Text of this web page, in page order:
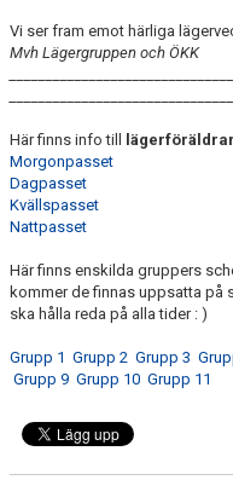
Vi ser fram emot härliga
Mvh Lägergruppen och ÖKK
Här finns info till
Morgonpasset
Dagpasset
Kvällspasset
Nattpasset
Här finns enskilda gruppers
kommer de finnas uppsatta på
ska hålla reda på alla tider : )
Grupp 1 Grupp 2 Grupp 3
Grupp 9 Grupp 10 Grupp 11